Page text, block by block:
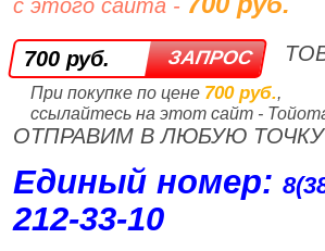
с этого сайта -
700 руб.
При покупке по цене 700 руб.,
ссылайтесь на этот сайт -
ОТПРАВИМ В ЛЮБУЮ
Единый номер:
212‑33‑10